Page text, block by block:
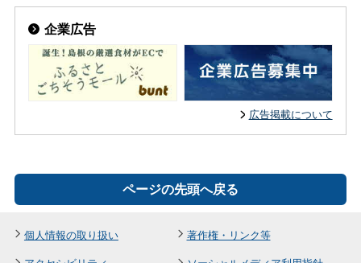
企業広告
広告掲載について
ページの先頭へ戻る
個人情報の取り扱い
著作権・リンク等